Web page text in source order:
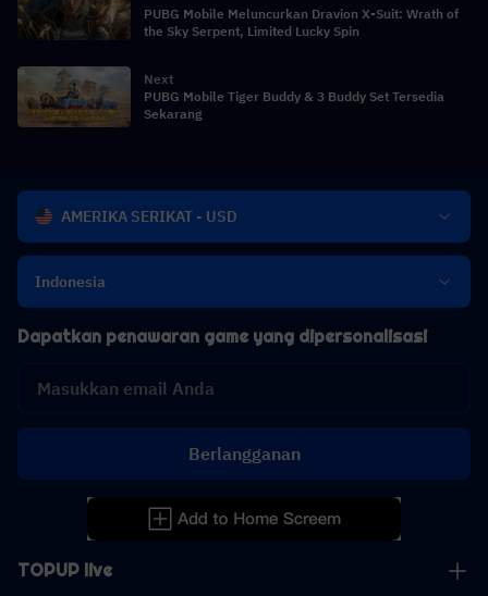
PUBG Mobile Meluncurkan Dravion X-Suit: Wrath of
the Sky Serpent, Limited Lucky Spin
Next
PUBG Mobile Tiger Buddy & 3 Buddy Set Tersedia
Sekarang
AMERIKA SERIKAT - USD
Indonesia
TOPUP live
Dapatkan penawaran game yang dipersonalisasi
Berlangganan